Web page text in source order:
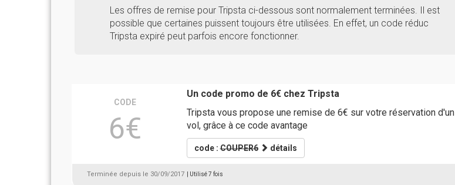
Les offres de remise pour Tripsta ci-dessous sont normalement terminées. Il est
possible que certaines puissent toujours être utilisées. En effet, un code réduc
Tripsta expiré peut parfois encore fonctionner.
CODE
6€
Un code promo de 6€ chez Tripsta
Tripsta vous propose une remise de 6€ sur votre réservation d'un
vol, grâce à ce code avantage
code :COUPER6 détails
Terminée depuis le 30/09/2017 | Utilisé 7 fois